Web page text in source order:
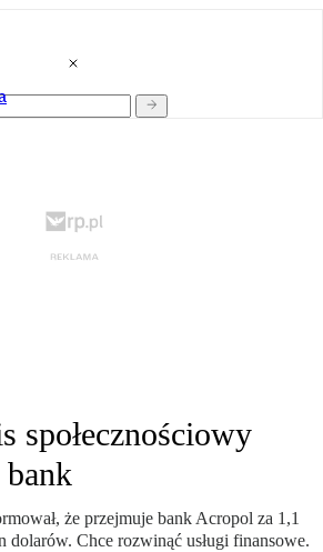
społecznościowy
że przejmuje bank Acropol za 1,1
Chce rozwinąć usługi finansowe.